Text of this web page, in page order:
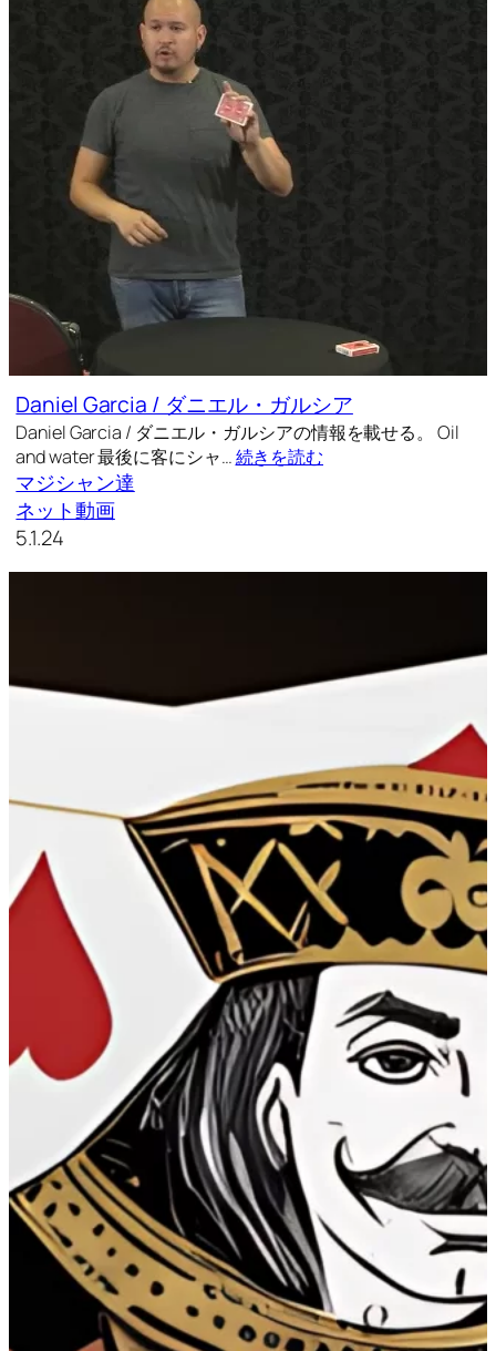
Daniel Garcia / ダニエル・ガルシア
Daniel Garcia / ダニエル・ガルシアの情報を載せる。 Oil
and water 最後に客にシャ…続きを読む
マジシャン達
ネット動画
5.1.24